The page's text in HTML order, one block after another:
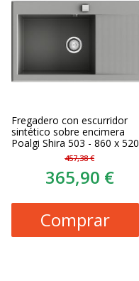
Fregadero con escurridor
sintético sobre encimera
Poalgi Shira 503 - 860 x 520
457,38 €
365,90 €
Comprar